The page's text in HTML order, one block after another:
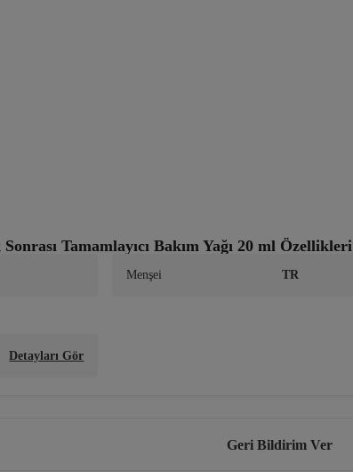
Tamamlayıcı Bakım Yağı 20 ml Özellikleri
Menşei TR
Detayları Gör
Geri Bildirim Ver